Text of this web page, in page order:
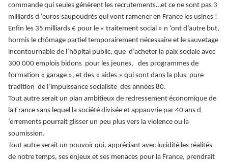
commande qui seules génèrent les recrutements…et ce ne sont pas 3
milliards d ‘euros saupoudrés qui vont ramener en France les usines !
Enfin les 35 milliards € pour le « traitement social » n ‘ont d’autre but,
hormis le chômage partiel temporairement nécessaire et le sauvetage
incontournable de l’hôpital public, que d’acheter la paix sociale avec
300 000 emplois bidons pour les jeunes, des programmes de
formation « garage », et des « aides » qui sont dans la plus pure
tradition de l’impuissance socialiste des années 80.
Tout autre serait un plan ambitieux de redressement économique de
la France sans lequel la société divisée et appauvrie par 40 ans d
‘errements pourrait glisser un peu plus vers la violence ou la
soumission.
Tout autre serait un pouvoir qui, appréciant avec lucidité les réalités
de notre temps, ses enjeux et ses menaces pour la France, prendrait